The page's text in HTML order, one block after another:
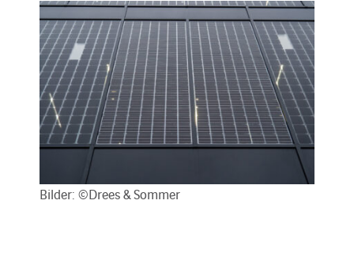
Bilder: ©Drees & Sommer